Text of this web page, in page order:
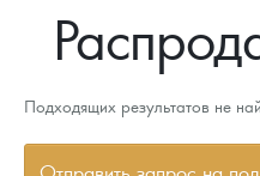
Каталог Монет
Монеты Россия и СССР
Памятные и старинные монеты
Инфо
Подлинность монет
Услуги
Подходящих результатов не